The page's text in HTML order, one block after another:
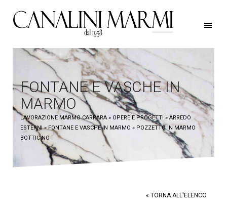
FONTANE E VASCHE IN
MARMO
LAVORAZIONE MARMO CARRARA » OPERE E PROGETTI » ARREDO
ESTERNI» FONTANE E VASCHE IN MARMO » POZZETTO IN MARMO
BOTTICINO
« TORNA ALL'ELENCO